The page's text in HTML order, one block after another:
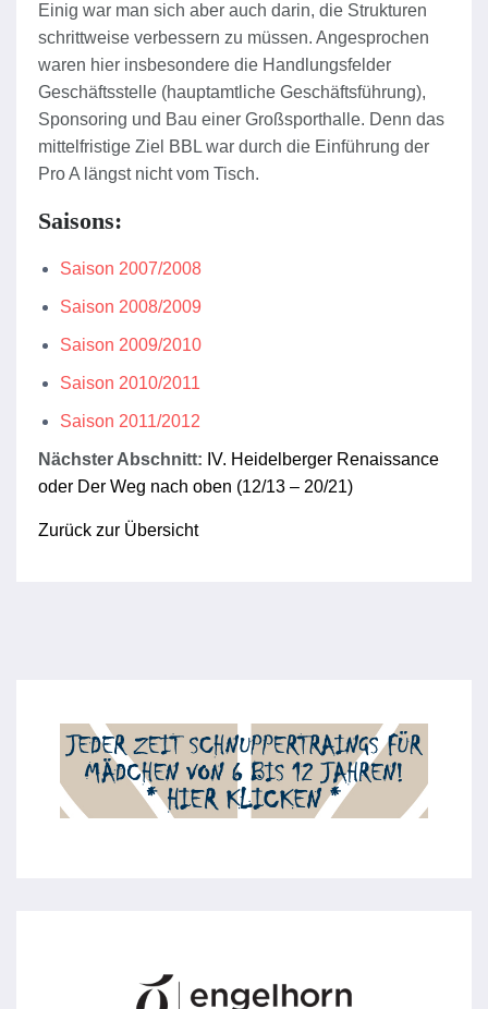
Einig war man sich aber auch darin, die Strukturen
schrittweise verbessern zu müssen. Angesprochen
waren hier insbesondere die Handlungsfelder
Geschäftsstelle (hauptamtliche Geschäftsführung),
Sponsoring und Bau einer Großsporthalle. Denn das
mittelfristige Ziel BBL war durch die Einführung der
Pro A längst nicht vom Tisch.
Saisons:
Saison 2007/2008
Saison 2008/2009
Saison 2009/2010
Saison 2010/2011
Saison 2011/2012
Nächster Abschnitt: IV. Heidelberger Renaissance
oder Der Weg nach oben (12/13 – 20/21)
Zurück zur Übersicht